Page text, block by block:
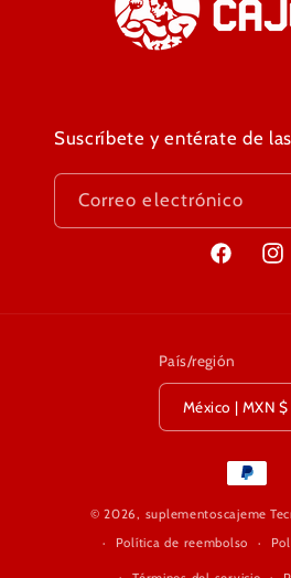
Suscríbete y entérate de
Correo electrónico
Facebook
País/región
México | MXN $
Formas
de
pago
© 2026, suplementoscajeme
Política de reembolso